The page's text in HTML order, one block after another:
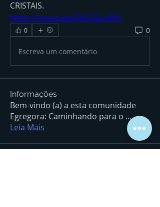
https://youtu.be/Q6CDZrv0f9I
0 0
Escreva um comentário
Informações
Bem-vindo (a) a esta comunidade
Egregora: Caminhando para o ...
Leia Mais